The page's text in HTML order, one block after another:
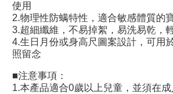
使用
2.物理性防螨特性，適合敏感體質的
3.超細纖維，不易掉絮，易洗易乾，
4.生日月份或身高尺圖案設計，可用
照留念
■注意事項：
1.本產品適合0歲以上兒童，並須在成